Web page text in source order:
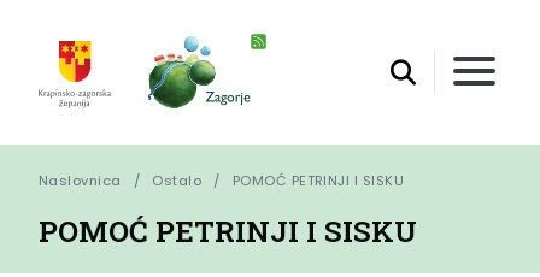
Naslovnica Ostalo POMOĆ PETRINJI I SISKU
POMOĆ PETRINJI I SISKU